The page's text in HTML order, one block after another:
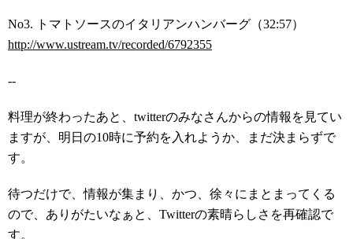
No3. トマトソースのイタリアンハンバーグ（32:57）
http://www.ustream.tv/recorded/6792355
--
料理が終わったあと、twitterのみなさんからの情報を見てい
ますが、明日の10時に予約を入れようか、まだ決まらずで
す。
待つだけで、情報が集まり、かつ、徐々にまとまってくる
ので、ありがたいなぁと、Twitterの素晴らしさを再確認で
す。